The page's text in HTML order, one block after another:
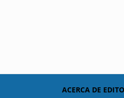
ACERCA DE